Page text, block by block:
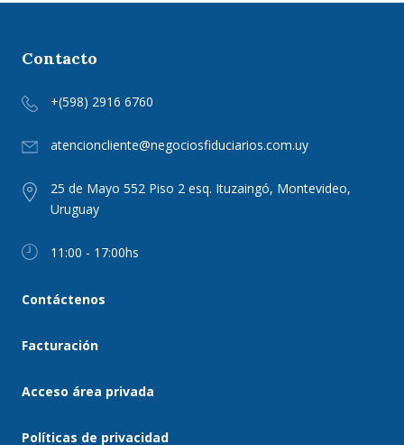
Contacto
+(598) 2916 6760
atencioncliente@negociosfiduciarios.com.uy
25 de Mayo 552 Piso 2 esq. Ituzaingó, Montevideo,
Uruguay
11:00 - 17:00hs
Contáctenos
Facturación
Acceso área privada
Políticas de privacidad